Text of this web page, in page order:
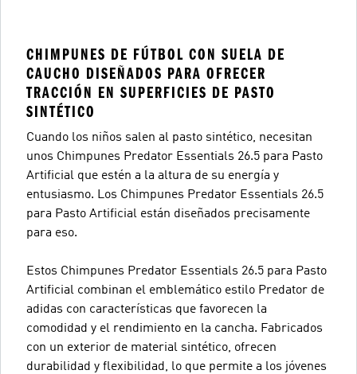
CHIMPUNES DE FÚTBOL CON SUELA DE
CAUCHO DISEÑADOS PARA OFRECER
TRACCIÓN EN SUPERFICIES DE PASTO
SINTÉTICO
Cuando los niños salen al pasto sintético, necesitan
unos Chimpunes Predator Essentials 26.5 para Pasto
Artificial que estén a la altura de su energía y
entusiasmo. Los Chimpunes Predator Essentials 26.5
para Pasto Artificial están diseñados precisamente
para eso.
Estos Chimpunes Predator Essentials 26.5 para Pasto
Artificial combinan el emblemático estilo Predator de
adidas con características que favorecen la
comodidad y el rendimiento en la cancha. Fabricados
con un exterior de material sintético, ofrecen
durabilidad y flexibilidad, lo que permite a los jóvenes